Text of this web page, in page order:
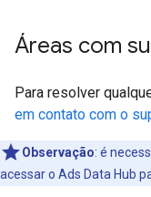
Áreas com
Para resolver
em contato com o
Observação: é
acessar o Ads Data Hub